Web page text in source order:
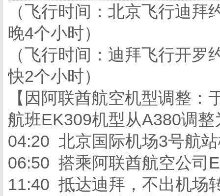
（飞行时间：北京飞行迪
晚4个小时）
（飞行时间：迪拜飞行开
快2个小时）
【因阿联酋航空机型调整
航班EK309机型从A380调
04:20 北京国际机场3号航
06:50 搭乘阿联酋航空公司
11:40 抵达迪拜，不出机场